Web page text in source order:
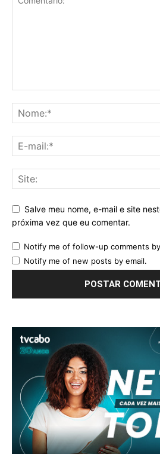
Salve meu nome, e-mail e site
próxima vez que eu comentar.
Notify me of follow-up comments
Notify me of new posts by email.